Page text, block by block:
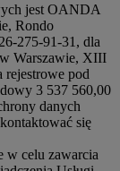
jest OANDA
Rondo
275-91-31, dla
Warszawie, XIII
rejestrowe pod
3 537 560,00
danych
się
w celu zawarcia